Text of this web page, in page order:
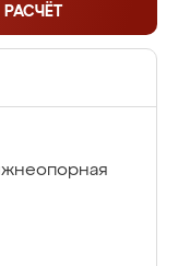
РАСЧЁТ